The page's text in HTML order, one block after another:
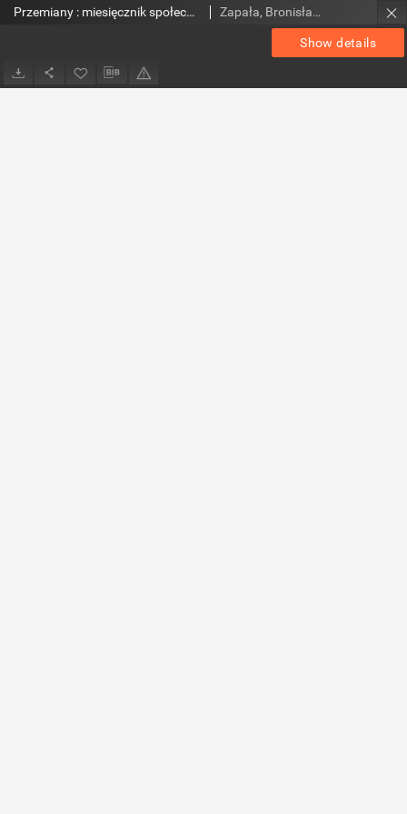
Show details
Przemiany : miesięcznik społeczno-kulturalny, 1982, R.13, czerwiec Zapała, Bronisław. Red.